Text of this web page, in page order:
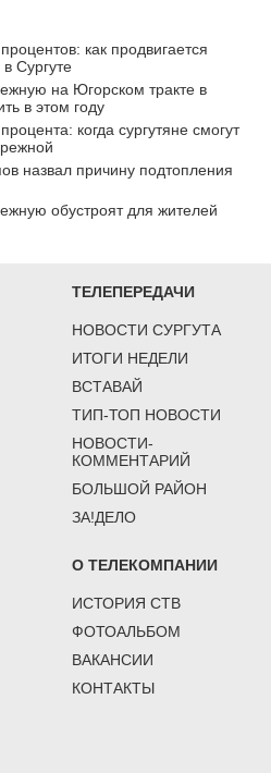
как продвигается
Сургуте
на Югорском тракте в
в этом году
когда сургутяне смогут
назвал причину подтопления
обустроят для жителей
ТЕЛЕПЕРЕДАЧИ
НОВОСТИ СУРГУТА
ИТОГИ НЕДЕЛИ
ВСТАВАЙ
ТИП-ТОП НОВОСТИ
НОВОСТИ-
КОММЕНТАРИЙ
БОЛЬШОЙ РАЙОН
ЗА!ДЕЛО
О ТЕЛЕКОМПАНИИ
ИСТОРИЯ СТВ
ФОТОАЛЬБОМ
ВАКАНСИИ
КОНТАКТЫ